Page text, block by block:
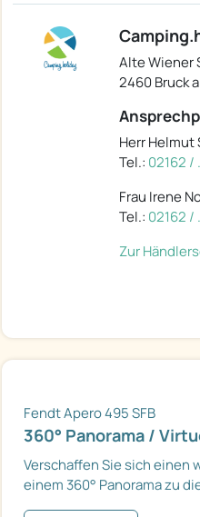
Alte Wiener
2460 Bruck
Herr
Tel.: 02162 /
Frau Irene
Tel.: 02162 /
Zur
Fendt Apero 495 SFB
360° Panorama /
Verschaffen Sie sich einen
einem 360° Panorama zu